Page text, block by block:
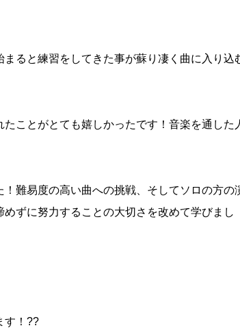
ると練習をしてきた事が蘇り凄く曲に入り込
ことがとても嬉しかったです！音楽を通した
難易度の高い曲への挑戦、そしてソロの方の
ずに努力することの大切さを改めて学びまし
す！??